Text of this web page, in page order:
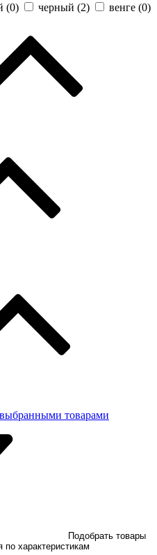
(0) черный (2) венге (0)
товарами
характеристикам